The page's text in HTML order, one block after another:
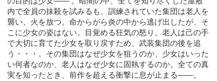
内で全員の抹殺を試みるも、訓練されていた集団は老人を
襲い、火を放つ。命からがら炎の中から逃げ出したが、そ
こに少女の姿はない。目覚める狂気の怒り。老人は己の手
で大切に育てた少女を取り戻すため、武装集団の後を追
う・・・。その集団はなぜ少女を狙うのか、少女はいった
い何者なのか、老人はなぜ少女に固執するのか。全ての真
実を知ったとき、前作を超える衝撃に息が止まる――。